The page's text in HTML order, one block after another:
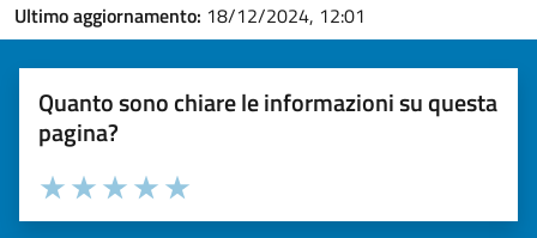
Ultimo aggiornamento: 18/12/2024, 12:01
Quanto sono chiare le informazioni su questa
pagina?
Valuta la chiarezza delle informazioni (da 1 a 5 stelle)
Seleziona il numero di stelle per valutare la chiarezza delle
Valuta 5 stelle su 5
Valuta 4 stelle su 5
Valuta 3 stelle su 5
Valuta 2 stelle su 5
Valuta 1 stelle su 5